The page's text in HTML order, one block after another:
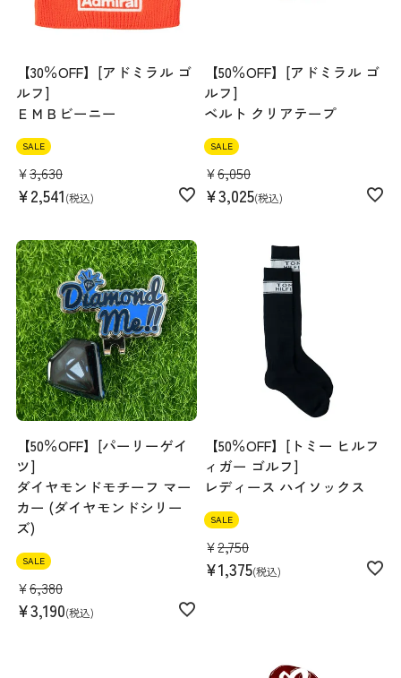
【30％OFF】[アドミラル ゴ
ルフ]
ＥＭＢビーニー
SALE
¥3,630
¥2,541 税込
【50％OFF】[アドミラル ゴ
ルフ]
ベルト クリアテープ
SALE
¥6,050
¥3,025 税込
【50％OFF】[パーリーゲイ
ツ]
ダイヤモンドモチーフ マー
カー (ダイヤモンドシリー
ズ)
SALE
¥6,380
¥3,190 税込
【50％OFF】[トミー ヒルフ
ィガー ゴルフ]
レディース ハイソックス
SALE
¥2,750
¥1,375 税込